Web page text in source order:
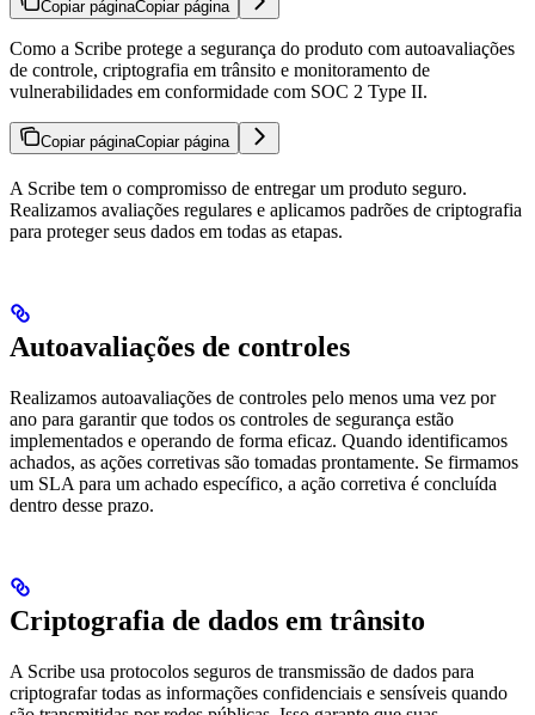
Copiar páginaCopiar página
Como a Scribe protege a segurança do produto com autoavaliações
de controle, criptografia em trânsito e monitoramento de
vulnerabilidades em conformidade com SOC 2 Type II.
Copiar páginaCopiar página
A Scribe tem o compromisso de entregar um produto seguro.
Realizamos avaliações regulares e aplicamos padrões de criptografia
para proteger seus dados em todas as etapas.
Autoavaliações de controles
Realizamos autoavaliações de controles pelo menos uma vez por
ano para garantir que todos os controles de segurança estão
implementados e operando de forma eficaz. Quando identificamos
achados, as ações corretivas são tomadas prontamente. Se firmamos
um SLA para um achado específico, a ação corretiva é concluída
dentro desse prazo.
Criptografia de dados em trânsito
A Scribe usa protocolos seguros de transmissão de dados para
criptografar todas as informações confidenciais e sensíveis quando